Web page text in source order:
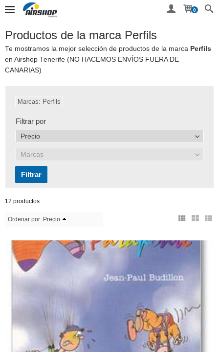
0
Productos de la marca Perfils
Te mostramos la mejor selección de productos de la marca Perfils
en Airshop Tenerife (NO HACEMOS ENVÍOS FUERA DE
CANARIAS)
Marcas: Perfils
Filtrar por
Precio
Marcas
12 productos
Ordenar por: Precio